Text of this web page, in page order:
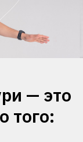
— это
того: